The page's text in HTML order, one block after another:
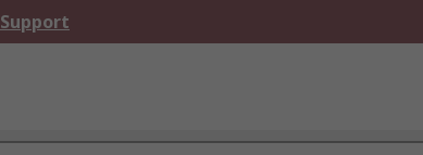
Support